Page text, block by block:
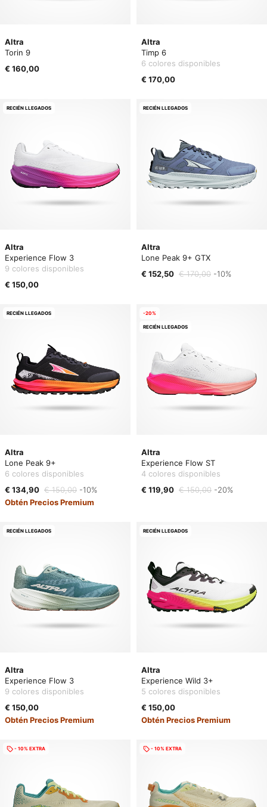
Altra
Torin 9
€ 160,00
Altra
Timp 6
6 colores disponibles
€ 170,00
Altra
Experience Flow 3
9 colores disponibles
€ 150,00
RECIÉN LLEGADOS
Altra
Lone Peak 9+ GTX
€ 152,50 € 170,00 -10%
RECIÉN LLEGADOS
Altra
Lone Peak 9+
6 colores disponibles
€ 134,90 € 150,00 -10%
Obtén Precios Premium
RECIÉN LLEGADOS
Altra
Experience Flow ST
4 colores disponibles
€ 119,90 € 150,00 -20%
-20%
RECIÉN LLEGADOS
Altra
Experience Flow 3
9 colores disponibles
€ 150,00
Obtén Precios Premium
RECIÉN LLEGADOS
Altra
Experience Wild 3+
5 colores disponibles
€ 150,00
Obtén Precios Premium
RECIÉN LLEGADOS
- 10% EXTRA - 10% EXTRA